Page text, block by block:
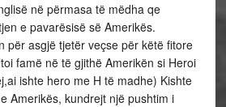
në përmasa të mëdha qe
e pavarësisë së Amerikës.
për asgjë tjetër veçse për këtë fitore
famë në të gjithë Amerikën si Heroi
ishte hero me H të madhe) Kishte
Amerikës, kundrejt një pushtim i